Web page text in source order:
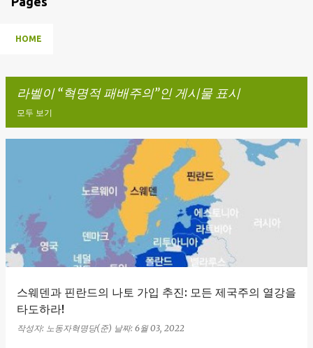
HOME
라벨이 혁명적 패배주의 인 게시물 표시
모두 보기
스웨덴과 핀란드의 나토 가입 추진: 모든 제국주의 열강을
타도하라!
작성자: 노동자혁명당(준) 날짜: 6월 03, 2022